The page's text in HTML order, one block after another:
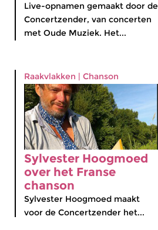
Live-opnamen gemaakt door de
Concertzender, van concerten
met Oude Muziek. Het...
Raakvlakken | Chanson
Sylvester Hoogmoed
over het Franse
chanson
Sylvester Hoogmoed maakt
voor de Concertzender het...